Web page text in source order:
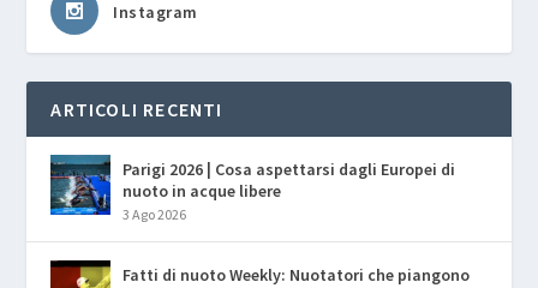
Instagram
ARTICOLI RECENTI
Parigi 2026 | Cosa aspettarsi dagli Europei di
nuoto in acque libere
3 Ago 2026
Fatti di nuoto Weekly: Nuotatori che piangono